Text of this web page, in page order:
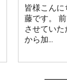
皆様こん
藤です。
させてい
から加...